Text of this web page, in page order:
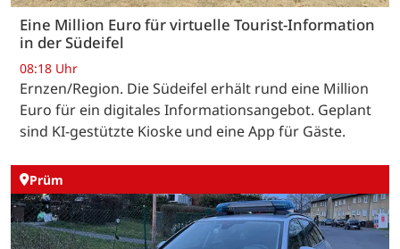
Eine Million Euro für virtuelle Tourist-Information
in der Südeifel
08:18 Uhr
Ernzen/Region. Die Südeifel erhält rund eine Million
Euro für ein digitales Informationsangebot. Geplant
sind KI-gestützte Kioske und eine App für Gäste.
Prüm